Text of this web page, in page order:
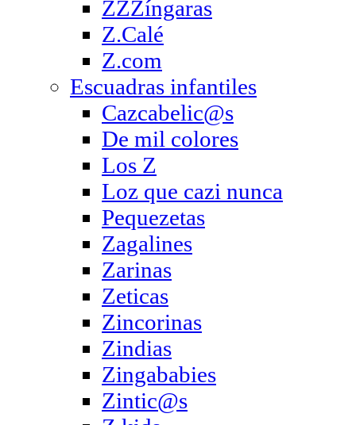
ZZZíngaras
Z.Calé
Z.com
Escuadras infantiles
Cazcabelic@s
De mil colores
Los Z
Loz que cazi nunca
Pequezetas
Zagalines
Zarinas
Zeticas
Zincorinas
Zindias
Zingababies
Zintic@s